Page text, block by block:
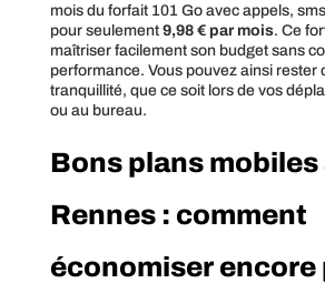
mois du forfait 101 Go avec appels,
pour seulement 9,98 € par mois. Ce
maîtriser facilement son budget sans
performance. Vous pouvez ainsi rester
tranquillité, que ce soit lors de vos
ou au bureau.
Bons plans mobiles
Rennes : comment
économiser encore